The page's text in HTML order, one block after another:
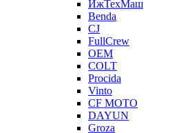
ИжТехМаш
Benda
CJ
FullCrew
OEM
COLT
Procida
Vinto
CF MOTO
DAYUN
Groza